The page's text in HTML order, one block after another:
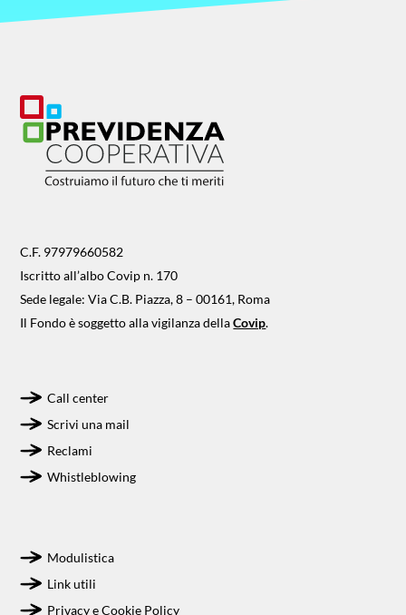
C.F. 97979660582
Iscritto all’albo Covip n. 170
Sede legale: Via C.B. Piazza, 8 – 00161, Roma
Il Fondo è soggetto alla vigilanza dellaCovip.
Call center
Scrivi una mail
Reclami
Whistleblowing
Modulistica
Link utili
Privacy e Cookie Policy